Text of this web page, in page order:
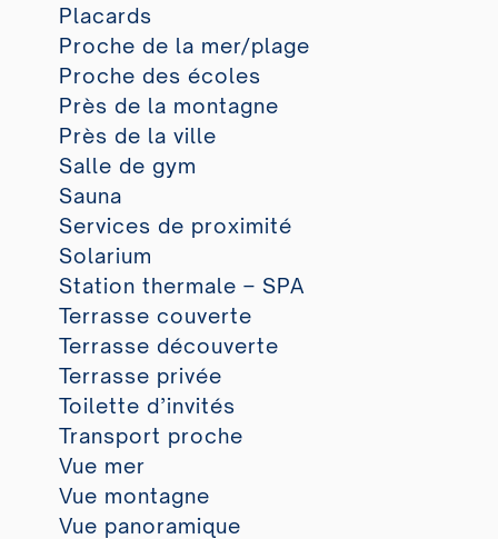
Placards
Proche de la mer/plage
Proche des écoles
Près de la montagne
Près de la ville
Salle de gym
Sauna
Services de proximité
Solarium
Station thermale – SPA
Terrasse couverte
Terrasse découverte
Terrasse privée
Toilette d’invités
Transport proche
Vue mer
Vue montagne
Vue panoramique